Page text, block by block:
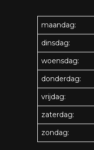
maandag:
dinsdag:
woensdag:
donderdag:
vrijdag:
zaterdag:
zondag: